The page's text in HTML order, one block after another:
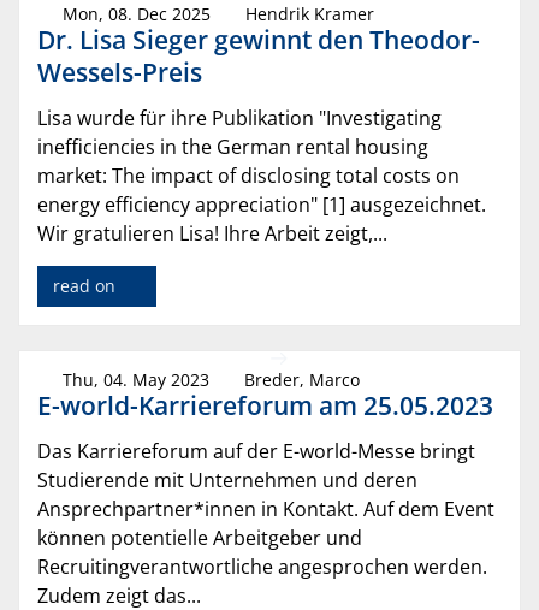
Mon, 08. Dec 2025 Hendrik Kramer
Dr. Lisa Sieger gewinnt den Theodor-
Wessels-Preis
Lisa wurde für ihre Publikation "Investigating
inefficiencies in the German rental housing
market: The impact of disclosing total costs on
energy efficiency appreciation" [1] ausgezeichnet.
Wir gratulieren Lisa! Ihre Arbeit zeigt,...
read on
Thu, 04. May 2023 Breder, Marco
E-world-Karriereforum am 25.05.2023
Das Karriereforum auf der E-world-Messe bringt
Studierende mit Unternehmen und deren
Ansprechpartner*innen in Kontakt. Auf dem Event
können potentielle Arbeitgeber und
Recruitingverantwortliche angesprochen werden.
Zudem zeigt das...